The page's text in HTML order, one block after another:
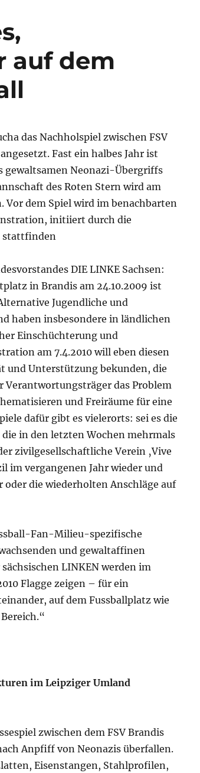
auf dem
das Nachholspiel zwischen FSV
Fast ein halbes Jahr ist
gewaltsamen Neonazi-Übergriffs
des Roten Stern wird am
Vor dem Spiel wird im benachbarten
initiiert durch die
stattfinden
DIE LINKE Sachsen:
in Brandis am 24.10.2009 ist
Jugendliche und
haben insbesondere in ländlichen
Einschüchterung und
am 7.4.2010 will eben diesen
und Unterstützung bekunden, die
das Problem
und Freiräume für eine
dafür gibt es vielerorts: sei es die
in den letzten Wochen mehrmals
zivilgesellschaftliche Verein ‚Vive
im vergangenen Jahr wieder und
die wiederholten Anschläge auf
Fan-Milieu-spezifische
und gewaltaffinen
LINKEN werden im
Flagge zeigen – für ein
auf dem Fussballplatz wie
im Leipziger Umland
zwischen dem FSV Brandis
Anpfiff von Neonazis überfallen.
Eisenstangen, Stahlprofilen,